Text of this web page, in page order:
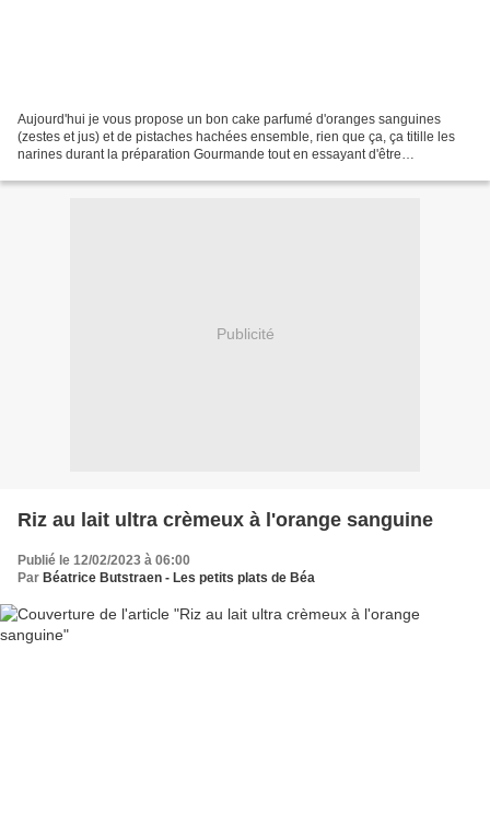
Aujourd'hui je vous propose un bon cake parfumé d'oranges sanguines
(zestes et jus) et de pistaches hachées ensemble, rien que ça, ça titille les
narines durant la préparation Gourmande tout en essayant d'être
Publicité
Riz au lait ultra crèmeux à l'orange sanguine
Publié le 12/02/2023 à 06:00
Par Béatrice Butstraen - Les petits plats de Béa